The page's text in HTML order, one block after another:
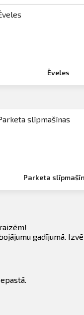
Ēveles
Parketa
gadījumā.